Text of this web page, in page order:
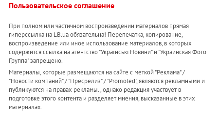
Пользовательское соглашение
При полном или частичном воспроизведении материалов прямая
гиперссылка на LB.ua обязательна! Перепечатка, копирование,
воспроизведение или иное использование материалов, в которых
содержится ссылка на агентство "Українськi Новини" и "Украинская Фото
Группа" запрещено.
Материалы, которые размещаются на сайте с меткой "Реклама" /
"Новости компаний" / "Пресрелиз" / "Promoted", являются рекламными и
публикуются на правах рекламы. , однако редакция участвует в
подготовке этого контента и разделяет мнения, высказанные в этих
материалах.